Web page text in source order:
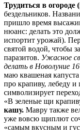
Трудиться в огороде
бездельников.
пришло время
нюанс: делать это
испортит урожай).
святой водой, чтобы
паразитов. Ужасное
делать в Новолуние
маю квашеная
про крапиву, лебеду и
символизирует
«В зеленые щи
кашу. Мавру также
уже вовсю щиплют
«самым вкусным и